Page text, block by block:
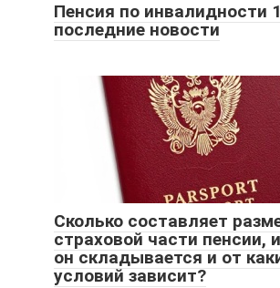
Пенсия по инвалидности
последние новости
Сколько составляет
страховой части пенсии,
он складывается и от
условий зависит?